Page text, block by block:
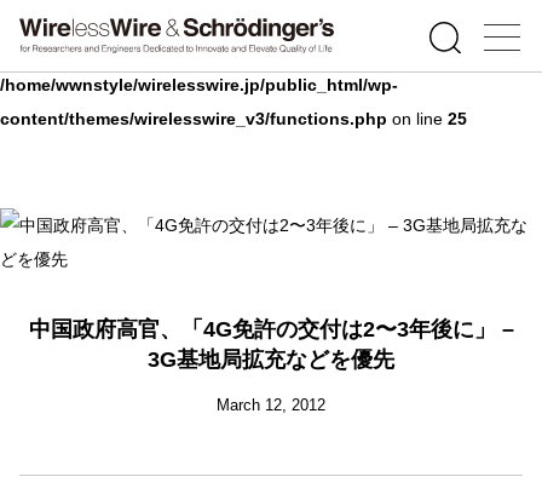
Warning: Undefined array key 0 in
/home/wwnstyle/wirelesswire.jp/public_html/wp-
content/themes/wirelesswire_v3/functions.php on line 25
中国政府高官、「4G免許の交付は2〜3年後に」 –
3G基地局拡充などを優先
March 12, 2012